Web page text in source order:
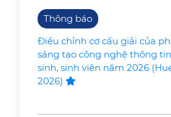
Thông báo
Điều chỉnh cơ cấu giải của
sáng tạo công nghệ thông
sinh, sinh viên năm 2026
2026)